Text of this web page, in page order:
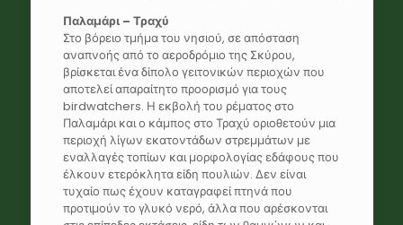
Παλαμάρι – Τραχύ
Στο βόρειο τμήμα του νησιού, σε απόσταση
αναπνοής από το αεροδρόμιο της Σκύρου,
βρίσκεται ένα δίπολο γειτονικών περιοχών που
αποτελεί απαραίτητο προορισμό για τους
birdwatchers. Η εκβολή του ρέματος στο
Παλαμάρι και ο κάμπος στο Τραχύ οριοθετούν μια
περιοχή λίγων εκατοντάδων στρεμμάτων με
εναλλαγές τοπίων και μορφολογίας εδάφους που
έλκουν ετερόκλητα είδη πουλιών. Δεν είναι
τυχαίο πως έχουν καταγραφεί πτηνά που
προτιμούν το γλυκό νερό, άλλα που αρέσκονται